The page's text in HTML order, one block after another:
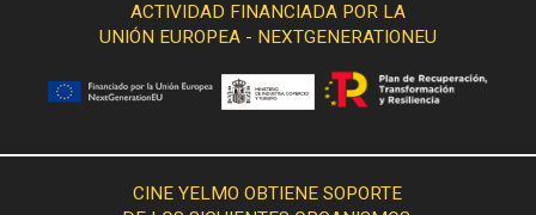
ACTIVIDAD FINANCIADA POR LA
UNIÓN EUROPEA - NEXTGENERATIONEU
CINE YELMO OBTIENE SOPORTE